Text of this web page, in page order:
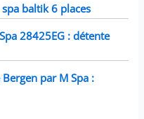
baltik 6 places
28425EG : détente
par M Spa :